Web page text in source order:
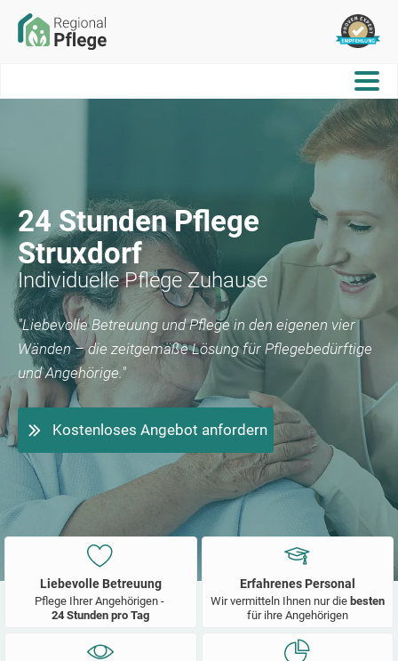
24 Stunden Pflege
Struxdorf
Individuelle Pflege Zuhause
"Liebevolle Betreuung und Pflege in den eigenen vier
Wänden – die zeitgemäße Lösung für Pflegebedürftige
und Angehörige."
Kostenloses Angebot anfordern
Liebevolle Betreuung
Pflege Ihrer Angehörigen -
24 Stunden pro Tag
Erfahrenes Personal
Wir vermitteln Ihnen nur die besten
für ihre Angehörigen